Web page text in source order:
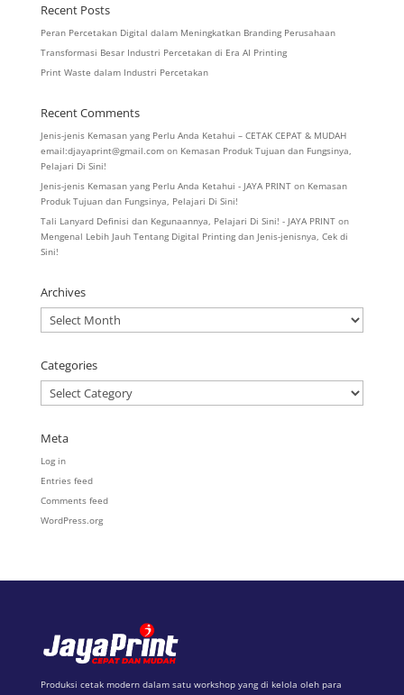
Recent Posts
Peran Percetakan Digital dalam Meningkatkan Branding Perusahaan
Transformasi Besar Industri Percetakan di Era AI Printing
Print Waste dalam Industri Percetakan
Recent Comments
Jenis-jenis Kemasan yang Perlu Anda Ketahui – CETAK CEPAT & MUDAH
email:djayaprint@gmail.comon Kemasan Produk Tujuan dan Fungsinya,
Pelajari Di Sini!
Jenis-jenis Kemasan yang Perlu Anda Ketahui - JAYA PRINTon Kemasan
Produk Tujuan dan Fungsinya, Pelajari Di Sini!
Tali Lanyard Definisi dan Kegunaannya, Pelajari Di Sini! - JAYA PRINTon
Mengenal Lebih Jauh Tentang Digital Printing dan Jenis-jenisnya, Cek di
Sini!
Archives
Archives
Categories
Categories
Meta
Log in
Entries feed
Comments feed
WordPress.org
Produksi cetak modern dalam satu workshop yang di kelola oleh para